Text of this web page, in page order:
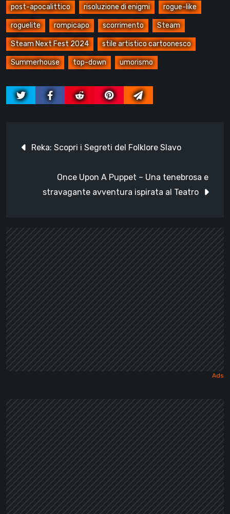
post-apocalittico risoluzione di enigmi rogue-like
roguelite rompicapo scorrimento Steam
Steam Next Fest 2024 stile artistico cartoonesco
Summerhouse top-down umorismo
articoli
Reka: Scopri i Segreti del Folklore Slavo
Once Upon A Puppet – Una tenebrosa e
stravagante avventura ispirata al Teatro